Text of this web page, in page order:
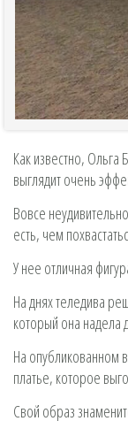
Как известно,
выглядит очень
Вовсе
есть, чем
У нее отличная
На днях теледива
который она надела
На опубликованном
платье, которое
Свой образ